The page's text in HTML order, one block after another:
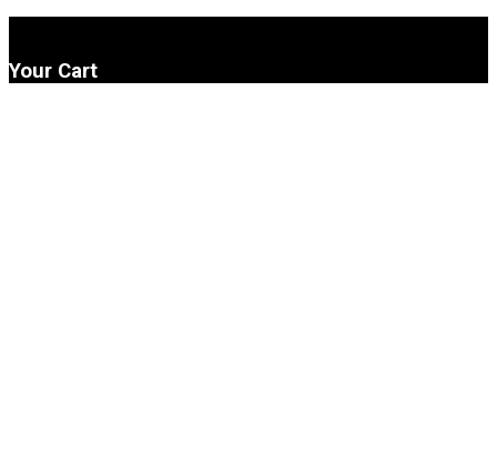
Your Cart